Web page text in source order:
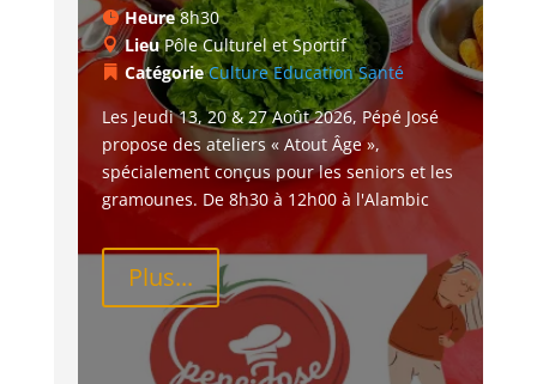
Heure8h30
LieuPôle Culturel et Sportif
CatégorieCulture Education Santé
Les Jeudi 13, 20 & 27 Août 2026, Pépé José
propose des ateliers « Atout Âge »,
spécialement conçus pour les seniors et les
gramounes. De 8h30 à 12h00 à l'Alambic
Plus...